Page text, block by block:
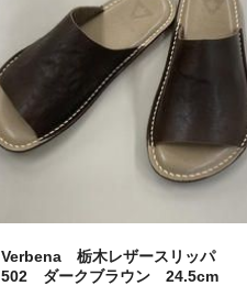
Verbena 栃木レザースリッパ
502 ダークブラウン 24.5cm